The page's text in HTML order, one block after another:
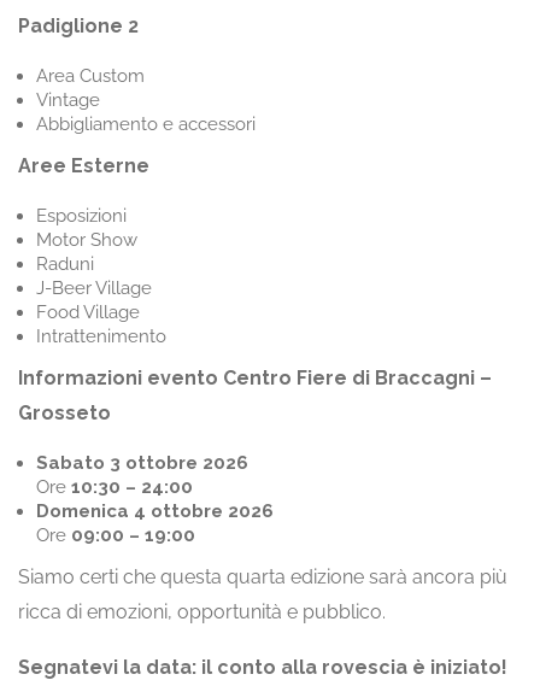
Padiglione 2
Area Custom
Vintage
Abbigliamento e accessori
Aree Esterne
Esposizioni
Motor Show
Raduni
J-Beer Village
Food Village
Intrattenimento
Informazioni evento Centro Fiere di Braccagni –
Grosseto
Sabato 3 ottobre 2026
Ore 10:30 – 24:00
Domenica 4 ottobre 2026
Ore 09:00 – 19:00
Siamo certi che questa quarta edizione sarà ancora più
ricca di emozioni, opportunità e pubblico.
Segnatevi la data: il conto alla rovescia è iniziato!